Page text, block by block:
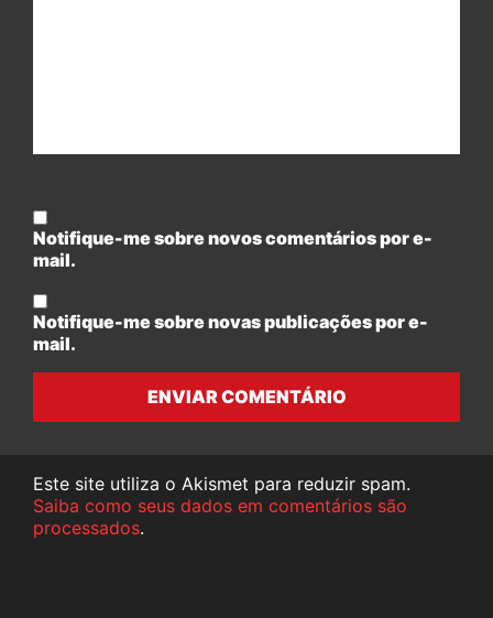
Notifique-me sobre novos comentários por e-
mail.
Notifique-me sobre novas publicações por e-
mail.
ENVIAR COMENTÁRIO
Este site utiliza o Akismet para reduzir spam.
Saiba como seus dados em comentários são
processados.